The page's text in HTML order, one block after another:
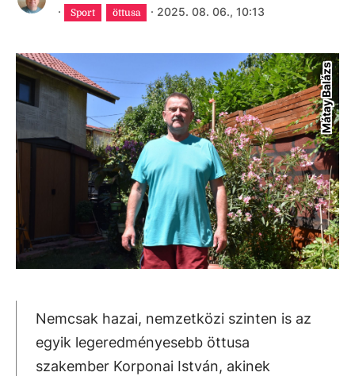
·
Sport öttusa · 2025. 08. 06., 10:13
Mátay Balázs
Nemcsak hazai, nemzetközi szinten is az
egyik legeredményesebb öttusa
szakember Korponai István, akinek